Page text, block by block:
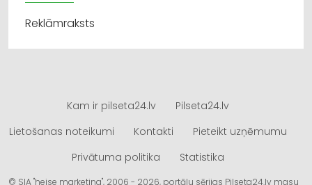
Reklāmraksts
Kam ir pilseta24.lv
Pilseta24.lv
Lietošanas noteikumi
Kontakti
Pieteikt uzņēmumu
Privātuma politika
Statistika
© SIA "heise marketing", 2006 - 2026, portālu sērijas Pilseta24.lv masu